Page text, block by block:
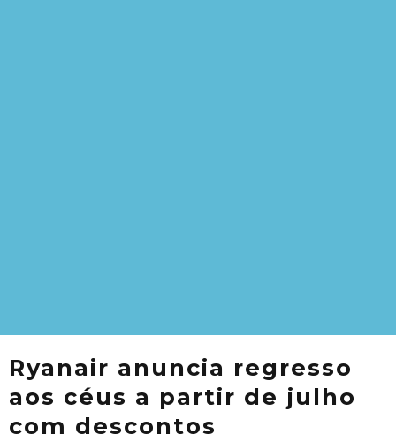
Ryanair anuncia regresso
aos céus a partir de julho
com descontos